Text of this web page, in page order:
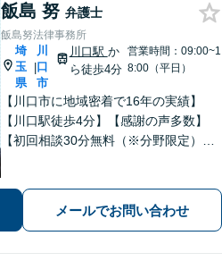
飯島 努 弁護士
飯島努法律事務所
埼
玉
県
|
川
口
市
川口駅 か
ら徒歩4分
営業時間：09:00~1
8:00（平日）
【川口市に地域密着で16年の実績】
【川口駅徒歩4分】【感謝の声多数】
【初回相談30分無料（※分野限定）】
明。解決実績豊富。
メールでお問い合わせ